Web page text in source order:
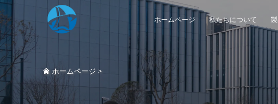
ホームページ 私たちについて
ホームページ >